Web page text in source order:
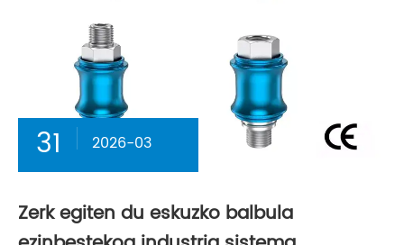
31 2026-03
Zerk egiten du eskuzko balbula